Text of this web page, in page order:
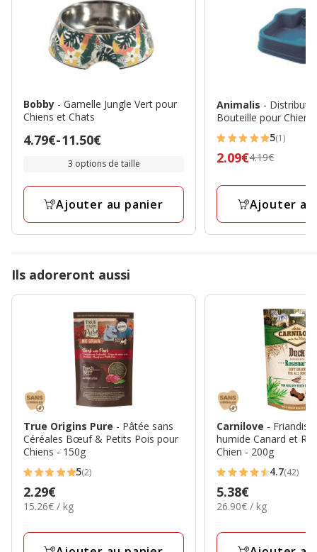
Bobby - Gamelle Jungle Vert pour
Chiens et Chats
Prix
à
11.50€
4.79€-11.50€
3 options de taille
Ajouter au panier
Animalis -
Bouteille pour Chien
5
étoiles
5(1)
Prix
4.19€,
final
2.09€4.19€
Ajouter
Ils adoreront aussi
True Origins Pure - Pâtée sans
Céréales Bœuf & Petits Pois pour
Chiens - 150g
5
étoiles
avec
2
5(2)
Prix
2.29€
2.29€
15.26€
Kg
15.26€ / kg
Carnilove -
humide Canard et
Chien - 200g
4.7
étoiles
avec
42
4.7(42)
Prix
5.38€
5.38€
26.90€
Kg
26.90€ / kg